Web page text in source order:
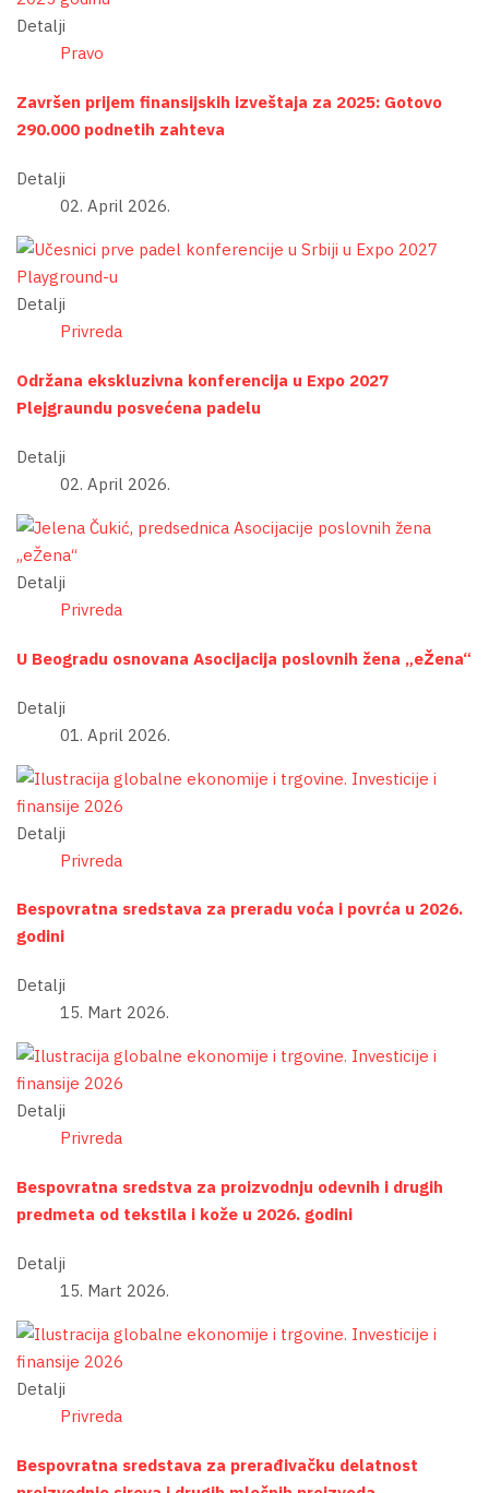
Detalji
Pravo
Završen prijem finansijskih izveštaja za 2025: Gotovo
290.000 podnetih zahteva
Detalji
02. April 2026.
Detalji
Privreda
Održana ekskluzivna konferencija u Expo 2027
Plejgraundu posvećena padelu
Detalji
02. April 2026.
Detalji
Privreda
U Beogradu osnovana Asocijacija poslovnih žena „eŽena“
Detalji
01. April 2026.
Detalji
Privreda
Bespovratna sredstava za preradu voća i povrća u 2026.
godini
Detalji
15. Mart 2026.
Detalji
Privreda
Bespovratna sredstva za proizvodnju odevnih i drugih
predmeta od tekstila i kože u 2026. godini
Detalji
15. Mart 2026.
Detalji
Privreda
Bespovratna sredstava za prerađivačku delatnost